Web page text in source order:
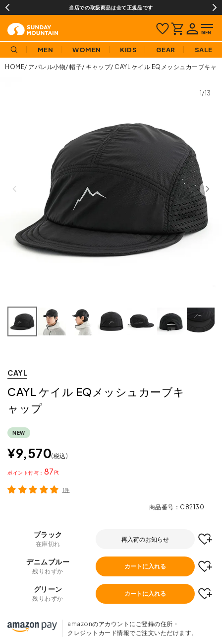
当店での取扱商品は全て正規品です
MEN WOMEN KIDS GEAR SALE
HOME アパレル小物 帽子 キャップ CAYL ケイル EQメッシュカーブキャ
1/13
CAYL
CAYL ケイル EQメッシュカーブキ
ャップ
NEW
¥9,570 税込
87
ポイント
1件
商品番号 C82130
ブラック
在庫切れ
再入荷のお知らせ
デニムブルー
残りわずか
カートに入れる
グリーン
残りわずか
カートに入れる
amazonのアカウントにご登録の住所・
クレジットカード情報でご注文いただけます。